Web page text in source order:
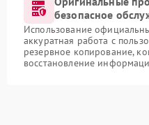
безопасное
Использование
аккуратная работа с
резервное копирование,
восстановление